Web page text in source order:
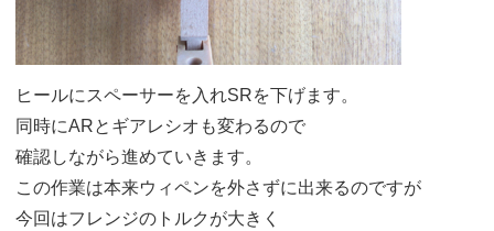
ヒールにスペーサーを入れSRを下げます。
同時にARとギアレシオも変わるので
確認しながら進めていきます。
この作業は本来ウィペンを外さずに出来るのですが
今回はフレンジのトルクが大きく